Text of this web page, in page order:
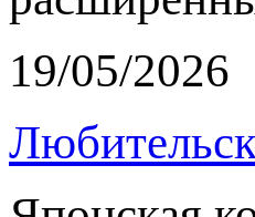
19/05/2026